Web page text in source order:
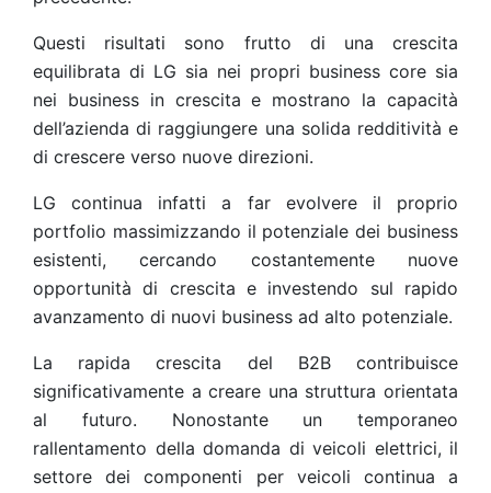
Questi risultati sono frutto di una crescita
equilibrata di LG sia nei propri business core sia
nei business in crescita e mostrano la capacità
dell’azienda di raggiungere una solida redditività e
di crescere verso nuove direzioni.
LG continua infatti a far evolvere il proprio
portfolio massimizzando il potenziale dei business
esistenti, cercando costantemente nuove
opportunità di crescita e investendo sul rapido
avanzamento di nuovi business ad alto potenziale.
La rapida crescita del B2B contribuisce
significativamente a creare una struttura orientata
al futuro. Nonostante un temporaneo
rallentamento della domanda di veicoli elettrici, il
settore dei componenti per veicoli continua a